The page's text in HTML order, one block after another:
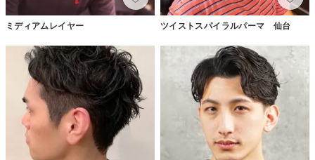
ミディアムレイヤー ツイストスパイラルパーマ 仙台